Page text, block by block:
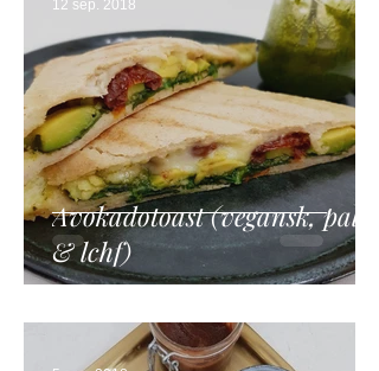
Avokadotoast (vegansk, paleo
& lchf)
12 sep. 2018